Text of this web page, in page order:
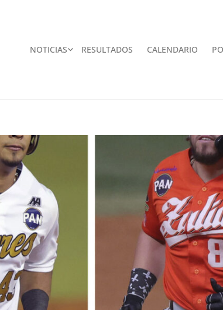
NOTICIAS RESULTADOS CALENDARIO